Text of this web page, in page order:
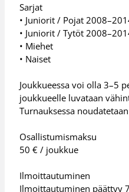
Sarjat
• Juniorit / Pojat
• Juniorit / Tytöt
• Miehet
• Naiset
Joukkueessa voi olla 3–5
joukkueelle luvataan
Turnauksessa
Osallistumismaksu
50 € / joukkue
Ilmoittautuminen
Ilmoittautuminen päättyy